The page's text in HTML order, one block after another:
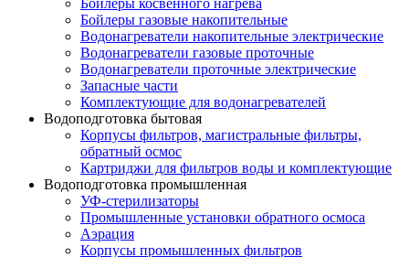
Бойлеры косвенного нагрева
Бойлеры газовые накопительные
Водонагреватели накопительные электрические
Водонагреватели газовые проточные
Водонагреватели проточные электрические
Запасные части
Комплектующие для водонагревателей
Водоподготовка бытовая
Корпусы фильтров, магистральные фильтры,
обратный осмос
Картриджи для фильтров воды и комплектующие
Водоподготовка промышленная
УФ-стерилизаторы
Промышленные установки обратного осмоса
Аэрация
Корпусы промышленных фильтров